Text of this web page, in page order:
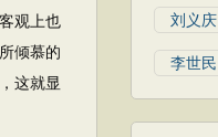
观上也
倾慕的
这就显
刘义庆
李世民